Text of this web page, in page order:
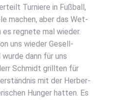
Tur­nie­re in Fuß­ball,
machen, aber das Wet­
reg­ne­te mal wie­der.
uns wie­der Gesell­
dann für uns
Schmidt grill­ten für
mit der Her­ber­
Hun­ger hat­ten. Es